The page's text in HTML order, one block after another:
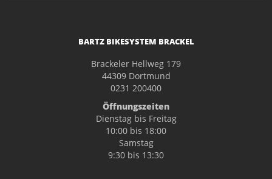
BARTZ BIKESYSTEM BRACKEL
Brackeler Hellweg 179
44309 Dortmund
0231 200400
Öffnungszeiten
Dienstag bis Freitag
10:00 bis 18:00
Samstag
9:30 bis 13:30